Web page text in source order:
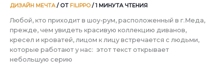
ДИЗАЙН МЕЧТА/ ОТ FILIPPO/1 МИНУТА ЧТЕНИЯ
Любой, кто приходит в шоу-рум, расположенный в г.Меда,
прежде, чем увидеть красивую коллекцию диванов,
кресел и кроватей, лицом к лицу встречается с людьми,
которые работают у нас: этот текст открывает
небольшую серию